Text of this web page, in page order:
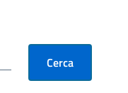
Cerca